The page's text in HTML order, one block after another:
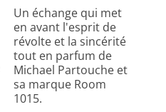
Un échange qui met
en avant l'esprit de
révolte et la sincérité
tout en parfum de
Michael Partouche et
sa marque Room
1015.